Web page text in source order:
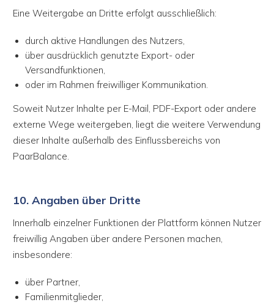
Eine Weitergabe an Dritte erfolgt ausschließlich:
durch aktive Handlungen des Nutzers,
über ausdrücklich genutzte Export- oder
Versandfunktionen,
oder im Rahmen freiwilliger Kommunikation.
Soweit Nutzer Inhalte per E-Mail, PDF-Export oder andere
externe Wege weitergeben, liegt die weitere Verwendung
dieser Inhalte außerhalb des Einflussbereichs von
PaarBalance.
10. Angaben über Dritte
Innerhalb einzelner Funktionen der Plattform können Nutzer
freiwillig Angaben über andere Personen machen,
insbesondere:
über Partner,
Familienmitglieder,